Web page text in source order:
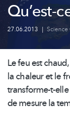
Qu’est-
27.06.2013 | Science
Le feu est
la chaleur et le
transforme-t-elle
de mesure la